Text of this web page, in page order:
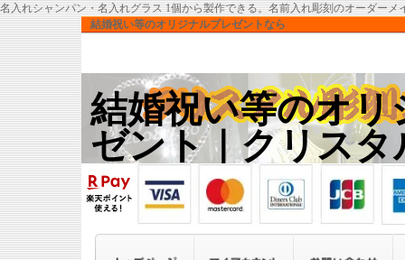
名入れシャンパン・名入れグラス 1個から製作できる。名前入れ彫刻のオーダーメ
結婚祝い等のオリジナルプレゼントなら
結婚祝い等のオリ
ゼント｜クリスタ